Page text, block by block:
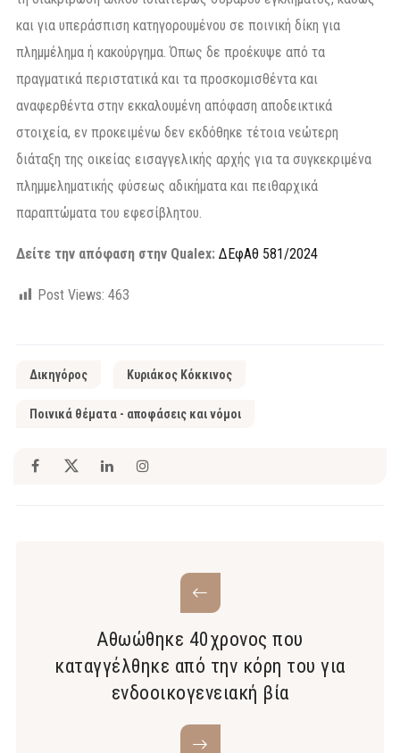
και για υπεράσπιση κατηγορουμένου σε ποινική δίκη για
πλημμέλημα ή κακούργημα. Όπως δε προέκυψε από τα
πραγματικά περιστατικά και τα προσκομισθέντα και
αναφερθέντα στην εκκαλουμένη απόφαση αποδεικτικά
στοιχεία, εν προκειμένω δεν εκδόθηκε τέτοια νεώτερη
διάταξη της οικείας εισαγγελικής αρχής για τα συγκεκριμένα
πλημμεληματικής φύσεως αδικήματα και πειθαρχικά
παραπτώματα του εφεσίβλητου.
Δείτε την απόφαση στην Qualex: ΔΕφΑθ 581/2024
Post Views: 463
Δικηγόρος Κυριάκος Κόκκινος
Ποινικά θέματα - αποφάσεις και νόμοι
Αθωώθηκε 40χρονος που
καταγγέλθηκε από την κόρη του για
ενδοοικογενειακή βία